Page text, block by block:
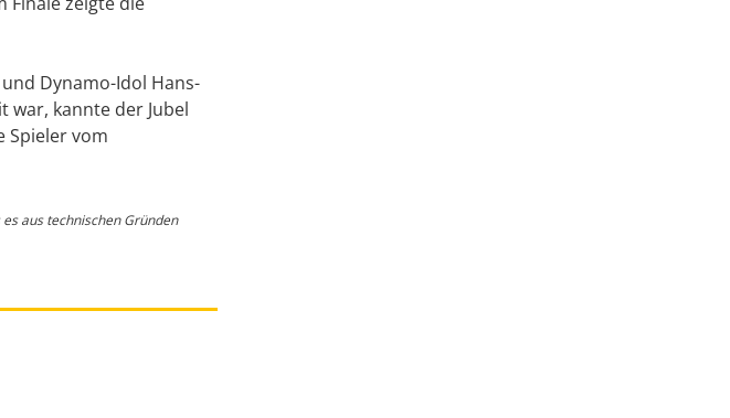
Dynamo-Idol Hans-
war, kannte der Jubel
Spieler vom
aus technischen Gründen